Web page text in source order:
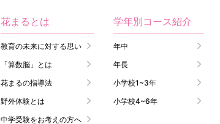
花まるとは
教育の未来に対する思い
「算数脳」とは
花まるの指導法
野外体験とは
中学受験をお考えの方へ
学年別コース紹介
年中
年長
小学校1~3年
小学校4~6年